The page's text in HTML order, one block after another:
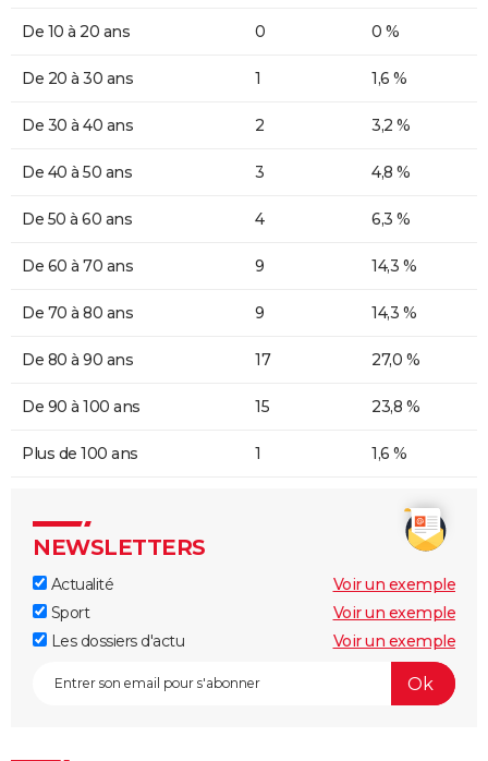
De 10 à 20 ans 0 0 %
De 20 à 30 ans 1 1,6 %
De 30 à 40 ans 2 3,2 %
De 40 à 50 ans 3 4,8 %
De 50 à 60 ans 4 6,3 %
De 60 à 70 ans 9 14,3 %
De 70 à 80 ans 9 14,3 %
De 80 à 90 ans 17 27,0 %
De 90 à 100 ans 15 23,8 %
Plus de 100 ans 1 1,6 %
NEWSLETTERS
Actualité
Voir un exemple
Sport
Voir un exemple
Les dossiers d'actu
Voir un exemple